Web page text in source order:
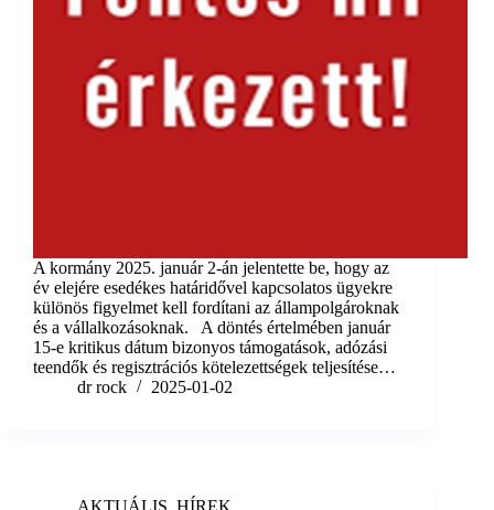
A kormány 2025. január 2-án jelentette be, hogy az
év elejére esedékes határidővel kapcsolatos ügyekre
különös figyelmet kell fordítani az állampolgároknak
és a vállalkozásoknak. A döntés értelmében január
15-e kritikus dátum bizonyos támogatások, adózási
teendők és regisztrációs kötelezettségek teljesítése…
dr rock
2025-01-02